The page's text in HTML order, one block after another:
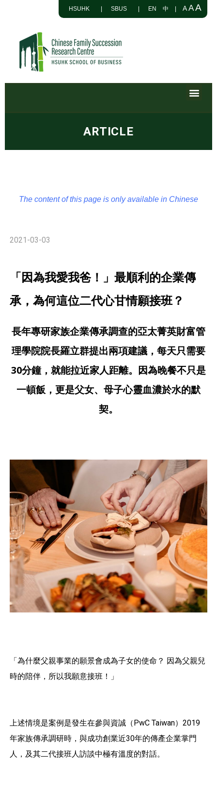
HSUHK SBUS EN 中 AAA
ARTICLE
The content of this page is only available in Chinese
2021-03-03
「因為我愛我爸！」最順利的企業傳
承，為何這位二代心甘情願接班？
長年專研家族企業傳承調查的亞太菁英財富管
理學院院長羅立群提出兩項建議，每天只需要
30分鐘，就能拉近家人距離。因為晚餐不只是
一頓飯，更是父女、母子心靈血濃於水的默
契。
「為什麼父親事業的願景會成為子女的使命？ 因為父親兒
時的陪伴，所以我願意接班！」
上述情境是案例是發生在參與資誠（PwC Taiwan）2019
年家族傳承調研時，與成功創業近30年的傳產企業掌門
人，及其二代接班人訪談中極有溫度的對話。